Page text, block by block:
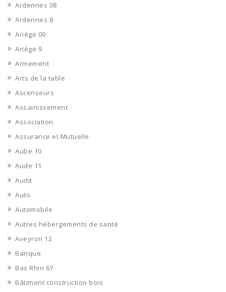
Ardennes 08
Ardennes 8
Ariège 09
Ariège 9
Armement
Arts de la table
Ascenseurs
Assainissement
Association
Assurance et Mutuelle
Aube 10
Aude 11
Audit
Auto
Automobile
Autres hébergements de santé
Aveyron 12
Banque
Bas Rhin 67
Bâtiment construction bois